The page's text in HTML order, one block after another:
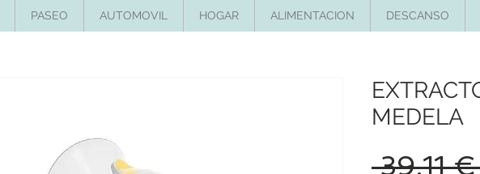
PASEO AUTOMOVIL HOGAR ALIMENTACION DESCANSO
MEDELA
39,11